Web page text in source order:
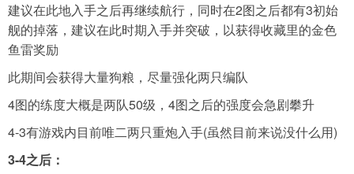
建议在此地入手之后再继续航行，同时在2图之后都有3初始
舰的掉落，建议在此时期入手并突破，以获得收藏里的金色
鱼雷奖励
此期间会获得大量狗粮，尽量强化两只编队
4图的练度大概是两队50级，4图之后的强度会急剧攀升
4-3有游戏内目前唯二两只重炮入手(虽然目前来说没什么用)
3-4之后：